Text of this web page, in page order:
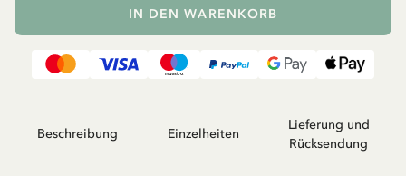
IN DEN WARENKORB
Beschreibung Einzelheiten
Lieferung und
Rücksendung